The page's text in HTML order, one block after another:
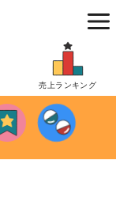
売上ランキング